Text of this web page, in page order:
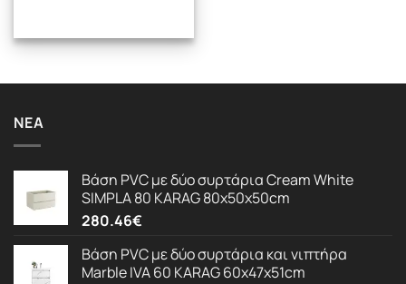
ΝΈΑ
Βάση PVC με δύο συρτάρια Cream White
SIMPLA 80 KARAG 80x50x50cm
280.46€
Βάση PVC με δύο συρτάρια και νιπτήρα
Marble IVA 60 KARAG 60x47x51cm